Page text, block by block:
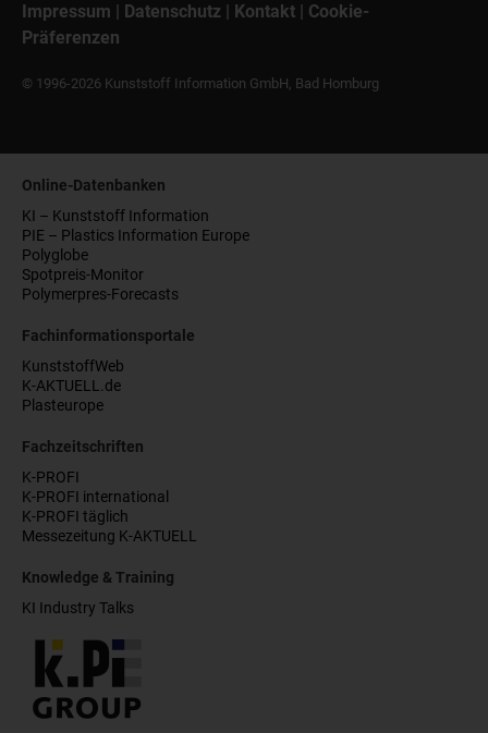
Impressum | Datenschutz | Kontakt | Cookie-
Präferenzen
© 1996-2026 Kunststoff Information GmbH, Bad Homburg
Online-Datenbanken
KI – Kunststoff Information
PIE – Plastics Information Europe
Polyglobe
Spotpreis-Monitor
Polymerpres-Forecasts
Fachinformationsportale
KunststoffWeb
K-AKTUELL.de
Plasteurope
Fachzeitschriften
K-PROFI
K-PROFI international
K-PROFI täglich
Messezeitung K-AKTUELL
Knowledge & Training
KI Industry Talks